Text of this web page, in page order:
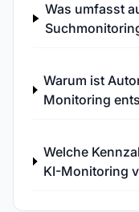
Was umfasst
Warum ist
Monitoring
Welche
KI-Monitoring